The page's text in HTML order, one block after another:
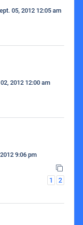
05, 2012 12:05 am
2012 12:00 am
9:06 pm
1
2